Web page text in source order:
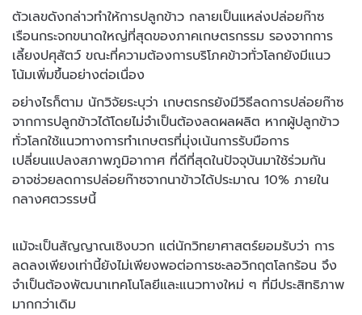
ตัวเลขดังกล่าวทำให้การปลูกข้าว กลายเป็นแหล่งปล่อยก๊าซ
เรือนกระจกขนาดใหญ่ที่สุดของภาคเกษตรกรรม รองจากการ
เลี้ยงปศุสัตว์ ขณะที่ความต้องการบริโภคข้าวทั่วโลกยังมีแนว
โน้มเพิ่มขึ้นอย่างต่อเนื่อง
อย่างไรก็ตาม นักวิจัยระบุว่า เกษตรกรยังมีวิธีลดการปล่อยก๊าซ
จากการปลูกข้าวได้โดยไม่จำเป็นต้องลดผลผลิต หากผู้ปลูกข้าว
ทั่วโลกใช้แนวทางการทำเกษตรที่มุ่งเน้นการรับมือการ
เปลี่ยนแปลงสภาพภูมิอากาศ ที่ดีที่สุดในปัจจุบันมาใช้ร่วมกัน
อาจช่วยลดการปล่อยก๊าซจากนาข้าวได้ประมาณ 10% ภายใน
กลางศตวรรษนี้
แม้จะเป็นสัญญาณเชิงบวก แต่นักวิทยาศาสตร์ยอมรับว่า การ
ลดลงเพียงเท่านี้ยังไม่เพียงพอต่อการชะลอวิกฤตโลกร้อน จึง
จำเป็นต้องพัฒนาเทคโนโลยีและแนวทางใหม่ ๆ ที่มีประสิทธิภาพ
มากกว่าเดิม